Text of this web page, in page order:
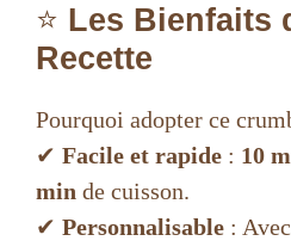
⭐ Les Bienfaits
Recette
Pourquoi adopter ce
✔ Facile et rapide : 10
min de cuisson.
✔ Personnalisable :